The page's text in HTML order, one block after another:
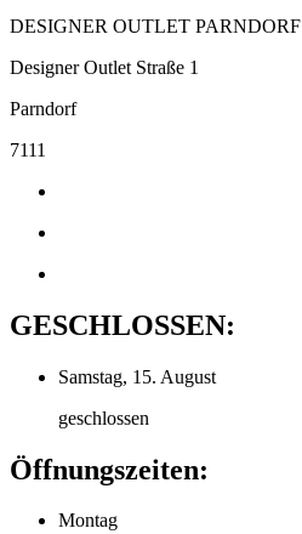
DESIGNER OUTLET PARNDORF
Designer Outlet Straße 1
Parndorf
7111
GESCHLOSSEN:
Samstag, 15. August
geschlossen
Öffnungszeiten:
Montag